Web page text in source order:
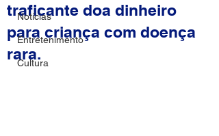
Notícias
Entretenimento
Cultura
traficante doa dinheiro
para criança com doença
rara.